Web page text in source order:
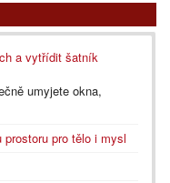
a vytřídit šatník
umyjete okna,
pro tělo i mysl